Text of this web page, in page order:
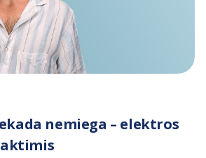
nemiega – elektros